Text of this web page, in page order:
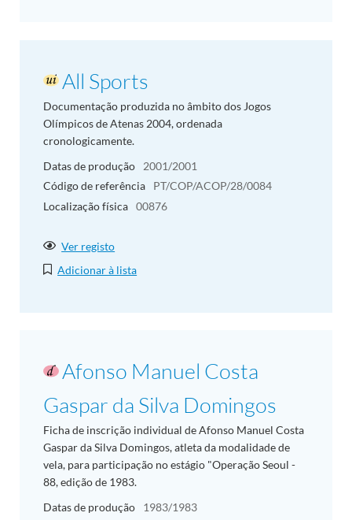
All Sports
Documentação produzida no âmbito dos Jogos
Olímpicos de Atenas 2004, ordenada
cronologicamente.
Datas de produção
2001/2001
Código de referência
PT/COP/ACOP/28/0084
Localização física 00876
Ver registo
Adicionar à lista
Afonso Manuel Costa
Gaspar da Silva Domingos
Ficha de inscrição individual de Afonso Manuel Costa
Gaspar da Silva Domingos, atleta da modalidade de
vela, para participação no estágio "Operação Seoul -
88, edição de 1983.
Datas de produção
1983/1983